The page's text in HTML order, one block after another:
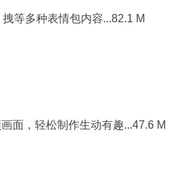
等多种表情包内容...82.1 M
面，轻松制作生动有趣...47.6 M